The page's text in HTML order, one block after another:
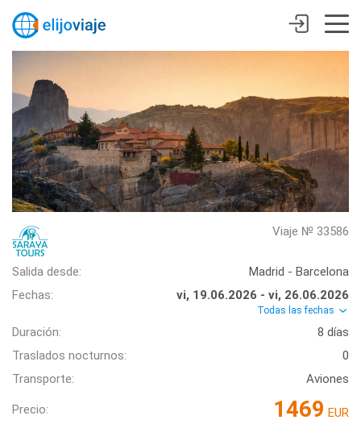
Viaje № 33586
Salida desde:
Madrid - Barcelona
Fechas:
vi, 19.06.2026 - vi, 26.06.2026
Todas las fechas
Duración:
8 días
Traslados nocturnos:
0
Transporte:
Aviones
Precio: 1469 EUR